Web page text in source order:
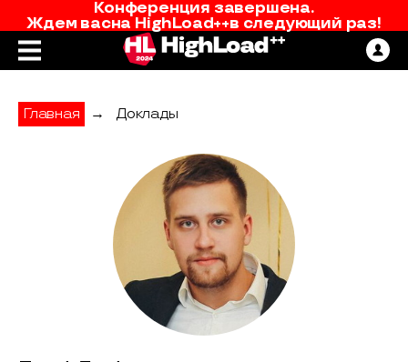
Конференция завершена.
Ждем васна HighLoad++в следующий раз!
Главная → Доклады